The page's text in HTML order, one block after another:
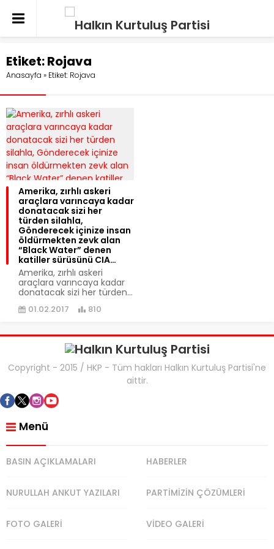
Etiket:Rojava
Anasayfa » Etiket: Rojava
Amerika, zırhlı askeri
araçlara varıncaya kadar
donatacak sizi her
türden silahla,
Gönderecek içinize insan
öldürmekten zevk alan
“Black Water” denen
katiller sürüsünü CIA…
Amerika, zırhlı askeri
araçlara varıncaya kadar
donatacak sizi her türden...
01.02.2017 810
Copyright - 2015 / HKP - Tüm hakları Halkın Kurtuluş Partisi'ne
aittir.
Menü
BASIN AÇIKLAMALARI HABERLER
NURULLAH ANKUT YAZILARI PARTİMİZİN ÇÖZÜMLERİ
FOTO GALERİ VİDEO GALERİ